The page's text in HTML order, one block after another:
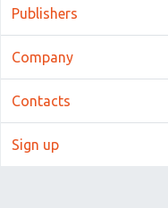
Publishers
Company
Contacts
Sign up